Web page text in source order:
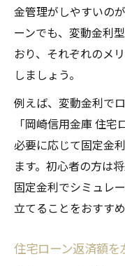
金管理がしやすいの
ーンでも、変動金利
おり、それぞれのメ
しましょう。
例えば、変動金利で
「岡崎信用金庫 住宅
必要に応じて固定金
ます。初心者の方は
固定金利でシミュレ
立てることをおすすめ
住宅ローン返済額